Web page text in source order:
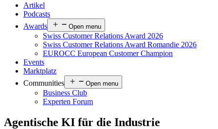
Artikel
Podcasts
Awards
Open menu
Swiss Customer Relations Award 2026
Swiss Customer Relations Award Romandie 2026
EUROCC European Customer Champion
Events
Marktplatz
Communities
Open menu
Business Club
Experten Forum
Agentische KI für die Industrie